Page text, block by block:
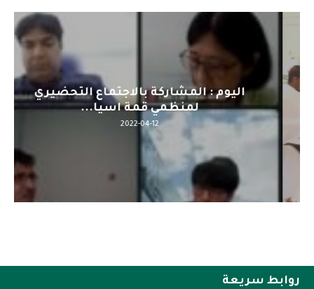
اليوم : المشاركة بالاجتماع التحضيري
لمنظمي قمة اسيا...
2022-04-12
روابط سريعة